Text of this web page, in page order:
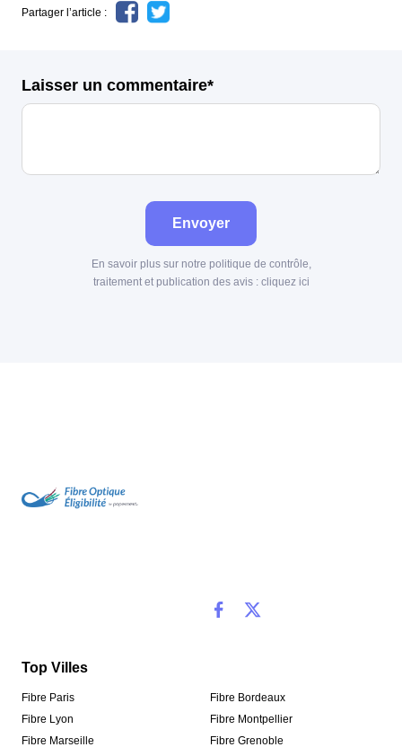
Partager l’article :
Laisser un commentaire*
Envoyer
En savoir plus sur notre politique de contrôle,
traitement et publication des avis : cliquez ici
Top Villes
Fibre Paris
Fibre Lyon
Fibre Marseille
Fibre Bordeaux
Fibre Montpellier
Fibre Grenoble